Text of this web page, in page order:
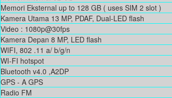
Memori Eksternal up to 128 GB ( uses SIM 2 slot )
Kamera Utama 13 MP, PDAF, Dual-LED flash
Video : 1080p@30fps
Kamera Depan 8 MP, LED flash
WIFI, 802 .11 a/ b/g/n
WI-FI hotspot
Bluetooth v4.0 ,A2DP
GPS - A GPS
Radio FM